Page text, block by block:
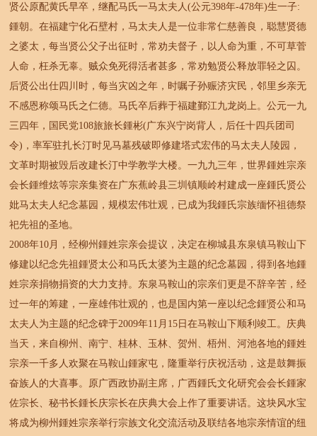
贤公原配黄氏早卒，继配马氏一马太夫人(公元398年-478年)生一子:
鍾朝。在福建宁化石壁村，马太夫人是一位非常仁慈善良，聪慧贤德
之婆太，每当贤公父子出征时，常劝夫督子，以人命为重，不可草菅
人命，枉杀无辜。贼众免死得活者甚多，常劝勉贤公释放罪轻之囚。
后贤公出仕四川时，每当灾凶之年，时嘱子孙赈济灾民，邻里乡亲无
不感恩称颂马氏之仁德。马氏卒后葬于福建鄞江九龙岗上。公元一九
三四年，国民党108旅旅长鍾彬(广东兴宁岗背人，后任十四兵团司
令)，率军驻扎长汀时见马墓残破即修建塔式宏伟的马太夫人陵园，
文革时期被毁后改建长汀中学教学大楼。一九九三年，世界鍾姓宗亲
会长鍾维炫等宗亲集资在广东蕉岭县三圳镇顺岭村建成一座鍾氏贤公
妣马太夫人纪念墓园，规模宏伟壮观，已成为我鍾氏宗族缅怀祖德祭
祀先祖的圣地。
2008年10月，经柳州鍾姓宗亲会提议，决定在柳城县东泉镇马鞍山下
修建以纪念先祖鍾贤太公和马氏太婆为主题的纪念墓园，得到各地鍾
姓宗亲捐物捐资的大力支持。东泉马鞍山的宗亲们更是不辞辛苦，经
过一年的筹建，一座雄伟壮观的，也是国内第一座以纪念鍾贤公和马
太夫人为主题的纪念碑于2009年11月15日在马鞍山下顺利竣工。庆典
当天，来自柳州、南宁、桂林、玉林、贺州、梧州、河池各地的鍾姓
宗亲一千多人欢聚在马鞍山鍾家屯，隆重举行庆祝活动，这是鼓舞振
奋族人的大喜事。原广西政协副主席，广西鍾氏文化研究会会长鍾家
佐宗长、秘书长鍾长庆宗长在庆典大会上作了重要讲话。这块风水宝
将成为柳州鍾姓宗亲举行宗族文化交流活动及联结各地宗亲情谊的纽